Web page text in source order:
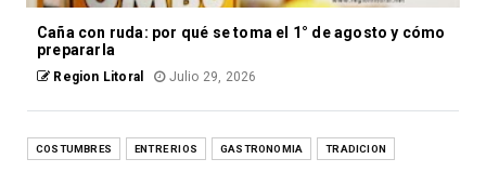
Caña con ruda: por qué se toma el 1° de agosto y cómo
prepararla
Region Litoral Julio 29, 2026
COSTUMBRES ENTRE RIOS GASTRONOMIA TRADICION